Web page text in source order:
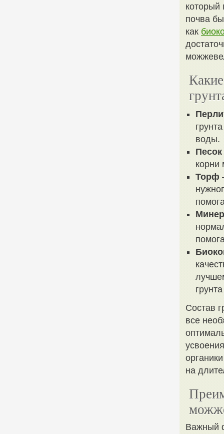
который
почва
как
воды.
Песок
корни
Торф
Состав
все
на
Важный